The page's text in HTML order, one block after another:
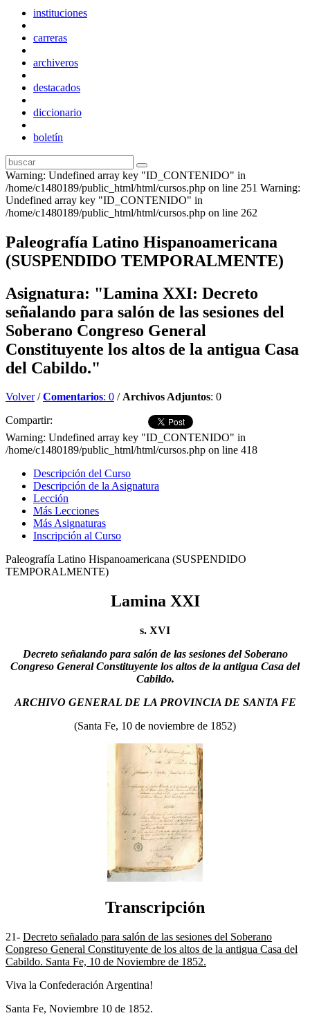
instituciones
carreras
archiveros
destacados
diccionario
boletín
Warning: Undefined array key "ID_CONTENIDO" in
/home/c1480189/public_html/html/cursos.php on line 251 Warning:
Undefined array key "ID_CONTENIDO" in
/home/c1480189/public_html/html/cursos.php on line 262
Paleografía Latino Hispanoamericana
(SUSPENDIDO TEMPORALMENTE)
Asignatura: "Lamina XXI: Decreto
señalando para salón de las sesiones del
Soberano Congreso General
Constituyente los altos de la antigua Casa
del Cabildo."
Volver/Comentarios: 0 /Archivos Adjuntos: 0
Compartir:
Warning: Undefined array key "ID_CONTENIDO" in
/home/c1480189/public_html/html/cursos.php on line 418
Descripción del Curso
Descripción de la Asignatura
Lección
Más Lecciones
Más Asignaturas
Inscripción al Curso
Paleografía Latino Hispanoamericana (SUSPENDIDO
TEMPORALMENTE)
Lamina XXI
s. XVI
Decreto señalando para salón de las sesiones del Soberano
Congreso General Constituyente los altos de la antigua Casa del
Cabildo.
ARCHIVO GENERAL DE LA PROVINCIA DE SANTA FE
(Santa Fe, 10 de noviembre de 1852)
Transcripción
21- Decreto señalado para salón de las sesiones del Soberano
Congreso General Constituyente de los altos de la antigua Casa del
Cabildo. Santa Fe, 10 de Noviembre de 1852.
Viva la Confederación Argentina!
Santa Fe, Noviembre 10 de 1852.